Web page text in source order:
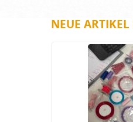
NEUE